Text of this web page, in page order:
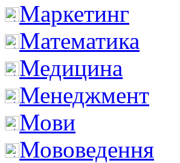
Маркетинг
Математика
Медицина
Менеджмент
Мови
Мововедення